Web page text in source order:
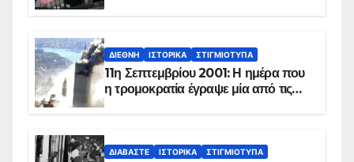
ΔΙΕΘΝΉ ΙΣΤΟΡΙΚΆ ΣΤΙΓΜΙΌΤΥΠΑ
11η Σεπτεμβρίου 2001: Η ημέρα που
η τρομοκρατία έγραψε μία από τις
ΔΙΑΒΆΣΤΕ ΙΣΤΟΡΙΚΆ ΣΤΙΓΜΙΌΤΥΠΑ